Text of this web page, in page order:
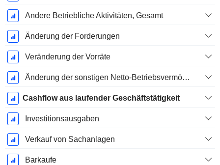
Andere Betriebliche Aktivitäten, Gesamt
Änderung der Forderungen
Veränderung der Vorräte
Änderung der sonstigen Netto-Betriebsvermögen
Cashflow aus laufender Geschäftstätigkeit
Investitionsausgaben
Verkauf von Sachanlagen
Barkaufe